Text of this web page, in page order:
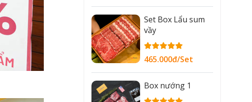
Set Box Lẩu sum
vầy
465.000đ/Set
Box nướng 1